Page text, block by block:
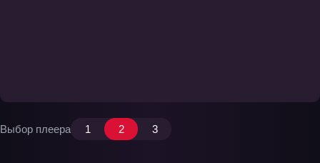
Выбор плеера 1 2 3